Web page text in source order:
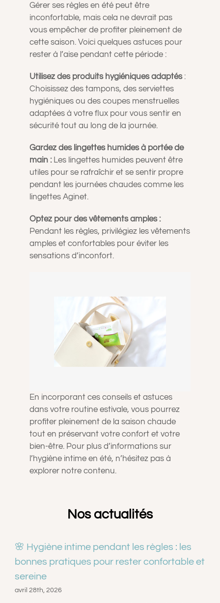
Gérer ses règles en été peut être
inconfortable, mais cela ne devrait pas
vous empêcher de profiter pleinement de
cette saison. Voici quelques astuces pour
rester à l’aise pendant cette période :
Utilisez des produits hygiéniques adaptés :
Choisissez des tampons, des serviettes
hygiéniques ou des coupes menstruelles
adaptées à votre flux pour vous sentir en
sécurité tout au long de la journée.
Gardez des lingettes humides à portée de
main : Les lingettes humides peuvent être
utiles pour se rafraîchir et se sentir propre
pendant les journées chaudes comme les
lingettes Aginet.
Optez pour des vêtements amples :
Pendant les règles, privilégiez les vêtements
amples et confortables pour éviter les
sensations d’inconfort.
En incorporant ces conseils et astuces
dans votre routine estivale, vous pourrez
profiter pleinement de la saison chaude
tout en préservant votre confort et votre
bien-être. Pour plus d’informations sur
l’hygiène intime en été, n’hésitez pas à
explorer notre contenu.
Nos actualités
🌸 Hygiène intime pendant les règles : les
bonnes pratiques pour rester confortable et
sereine
avril 28th, 2026